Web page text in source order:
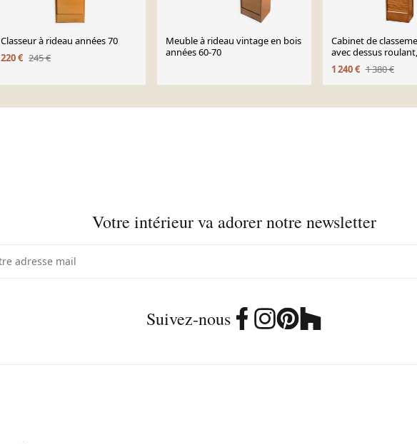
Classeur à rideau années 70
220 € 245 €
Meuble à rideau vintage en bois
années 60-70
Cabinet de
avec dessus
marque Radia,
1940.
1 240 € 1 380 €
Votre intérieur va adorer notre newsletter
Suivez-nous